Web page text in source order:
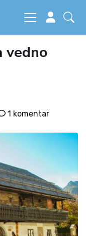
vedno
1 komentar